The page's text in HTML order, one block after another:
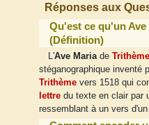
Réponses aux
Qu'est ce qu'un
(Définition)
L'Ave Mariade Trithème
stéganographique inventé
Trithème vers 1518 qui
lettre du texte en clair par
ressemblant à un vers